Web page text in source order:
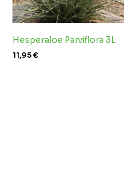
Hesperaloe Parviflora 3L
11,95€